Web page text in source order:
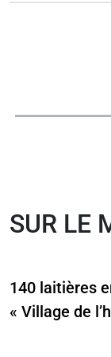
SUR LE
140 laitières
« Village de